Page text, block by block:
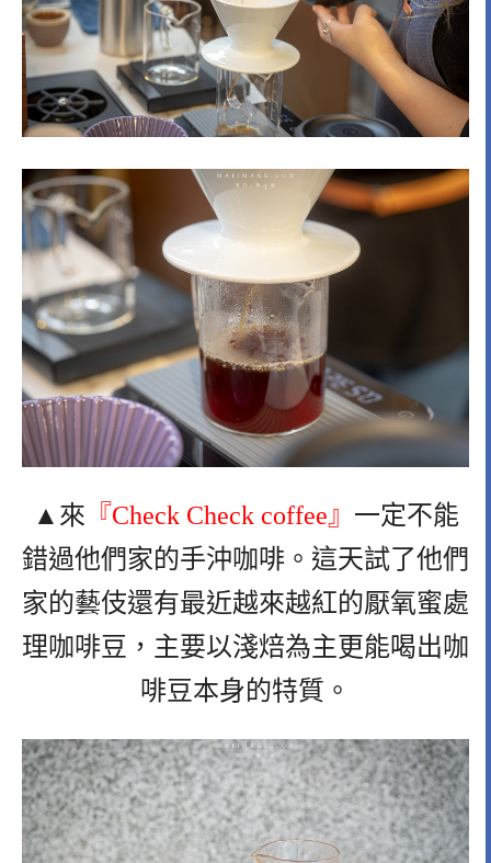
▲來 『Check Check coffee』 一定不能
錯過他們家的手沖咖啡。這天試了他們
家的藝伎還有最近越來越紅的厭氧蜜處
理咖啡豆，主要以淺焙為主更能喝出咖
啡豆本身的特質。